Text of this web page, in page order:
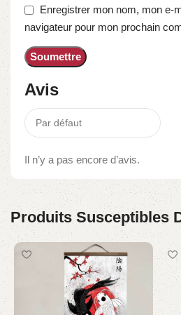
Avis
Il n’y a pas encore d’avis.
Enregistrer mon nom, mon e-
navigateur pour mon prochain
Produits Susceptibles